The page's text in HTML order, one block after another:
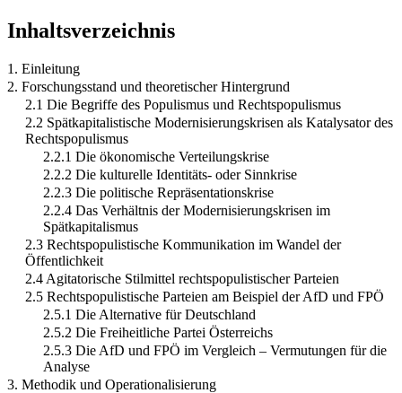
Inhaltsverzeichnis
1. Einleitung
2. Forschungsstand und theoretischer Hintergrund
2.1 Die Begriffe des Populismus und Rechtspopulismus
2.2 Spätkapitalistische Modernisierungskrisen als Katalysator des
Rechtspopulismus
2.2.1 Die ökonomische Verteilungskrise
2.2.2 Die kulturelle Identitäts- oder Sinnkrise
2.2.3 Die politische Repräsentationskrise
2.2.4 Das Verhältnis der Modernisierungskrisen im
Spätkapitalismus
2.3 Rechtspopulistische Kommunikation im Wandel der
Öffentlichkeit
2.4 Agitatorische Stilmittel rechtspopulistischer Parteien
2.5 Rechtspopulistische Parteien am Beispiel der AfD und FPÖ
2.5.1 Die Alternative für Deutschland
2.5.2 Die Freiheitliche Partei Österreichs
2.5.3 Die AfD und FPÖ im Vergleich – Vermutungen für die
Analyse
3. Methodik und Operationalisierung